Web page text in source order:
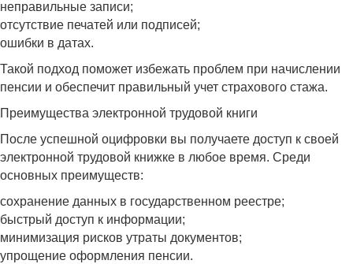
неправильные записи;
отсутствие печатей или подписей;
ошибки в датах.
Такой подход поможет избежать проблем при начислении
пенсии и обеспечит правильный учет страхового стажа.
Преимущества электронной трудовой книги
После успешной оцифровки вы получаете доступ к своей
электронной трудовой книжке в любое время. Среди
основных преимуществ:
сохранение данных в государственном реестре;
быстрый доступ к информации;
минимизация рисков утраты документов;
упрощение оформления пенсии.